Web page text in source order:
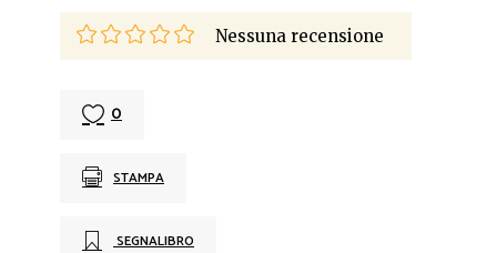
Nessuna recensione
0
STAMPA
SEGNALIBRO